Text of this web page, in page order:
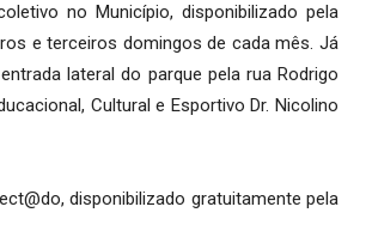
no Município, disponibilizado pela
e terceiros domingos de cada mês. Já
lateral do parque pela rua Rodrigo
Cultural e Esportivo Dr. Nicolino
disponibilizado gratuitamente pela